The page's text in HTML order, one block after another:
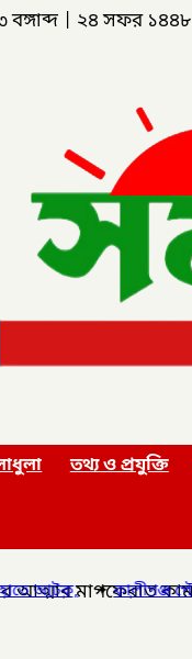
২৪ সফর ১৪৪৮
তথ্য ও প্রযুক্তি
প্রশিক্ষণার্থীদের
আত্মার মাগফেরাত